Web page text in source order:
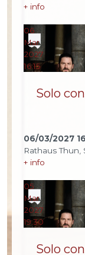
+ info
06
Mar
2027
16:15
Solo
06/03/2027
Rathaus Thun,
+ info
05
Mar
2027
19:30
Solo